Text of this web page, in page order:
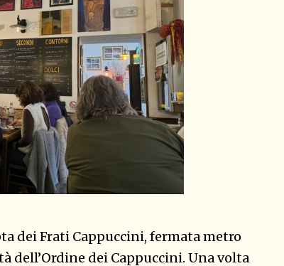
dei Frati Cappuccini, fermata metro
dell’Ordine dei Cappuccini. Una volta